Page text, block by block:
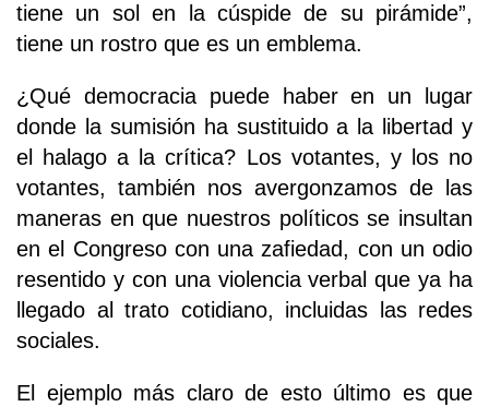
tiene un sol en la cúspide de su pirámide”,
tiene un rostro que es un emblema.
¿Qué democracia puede haber en un lugar
donde la sumisión ha sustituido a la libertad y
el halago a la crítica? Los votantes, y los no
votantes, también nos avergonzamos de las
maneras en que nuestros políticos se insultan
en el Congreso con una zafiedad, con un odio
resentido y con una violencia verbal que ya ha
llegado al trato cotidiano, incluidas las redes
sociales.
El ejemplo más claro de esto último es que